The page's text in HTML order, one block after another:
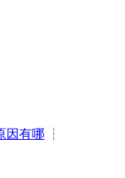
因有哪 ┆